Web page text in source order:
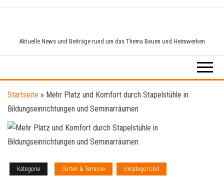
springenAktuelle News und Beiträge rund um das Thema Bauen und Heimwerken
Startseite » Mehr Platz und Komfort durch Stapelstühle in
Bildungseinrichtungen und Seminarräumen
Kategorie Garten & Terrasse Uncategorized